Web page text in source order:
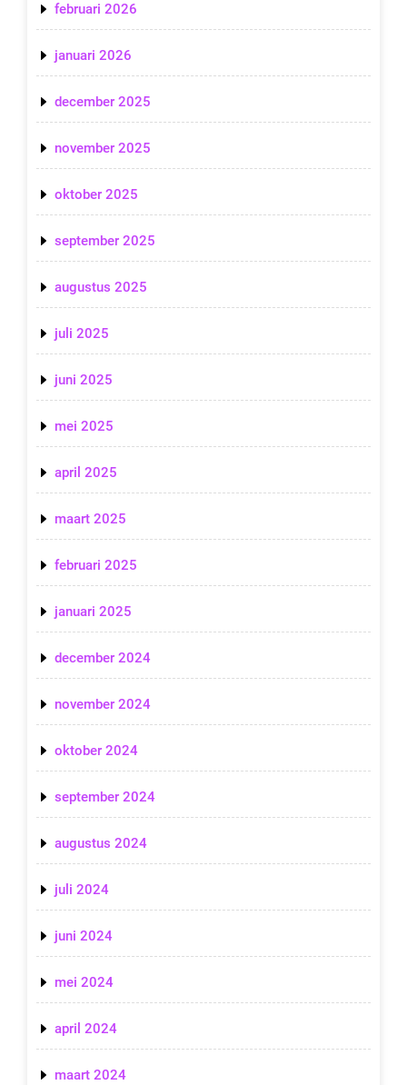
februari 2026
januari 2026
december 2025
november 2025
oktober 2025
september 2025
augustus 2025
juli 2025
juni 2025
mei 2025
april 2025
maart 2025
februari 2025
januari 2025
december 2024
november 2024
oktober 2024
september 2024
augustus 2024
juli 2024
juni 2024
mei 2024
april 2024
maart 2024